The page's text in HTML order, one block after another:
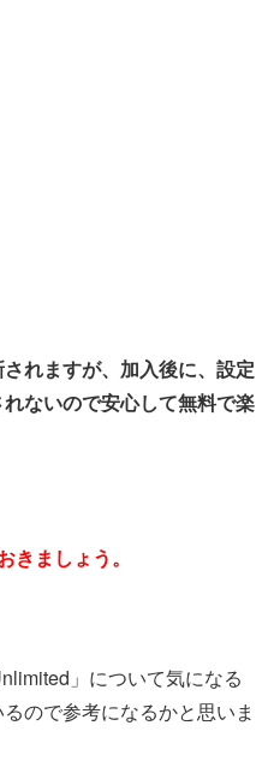
れますが、加入後に、設定
ないので安心して無料で楽
きましょう。
」について気になる
ので参考になるかと思いま